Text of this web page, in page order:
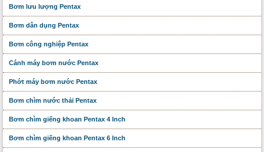
Bơm lưu lượng Pentax
Bơm dân dụng Pentax
Bơm công nghiệp Pentax
Cánh máy bơm nước Pentax
Phớt máy bơm nước Pentax
Bơm chìm nước thải Pentax
Bơm chìm giếng khoan Pentax 4 Inch
Bơm chìm giếng khoan Pentax 6 Inch